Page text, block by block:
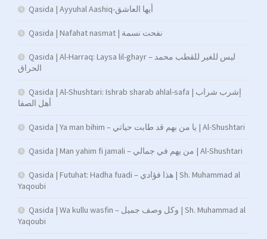
Qasida | Ayyuhal Aashiq-أيها العاشق
Qasida | Nafahat nasmat | نفحت نسمة
Qasida | Al-Harraq: Laysa lil-ghayr – ليس للغير للقطب محمد
الحراق
Qasida | Al-Shushtari: Ishrab sharab ahlal-safa | إشرب شراب
أهل الصفا
Qasida | Ya man bihim – يا من بهم قد طابت حياتي | Al-Shushtari
Qasida | Man yahim fi jamali – من يهم في جمالي | Al-Shushtari
Qasida | Futuhat: Hadha fuadi – هذا فؤادي | Sh. Muhammad al
Yaqoubi
Qasida | Wa kullu wasfin – وكل وصف جميل | Sh. Muhammad al
Yaqoubi